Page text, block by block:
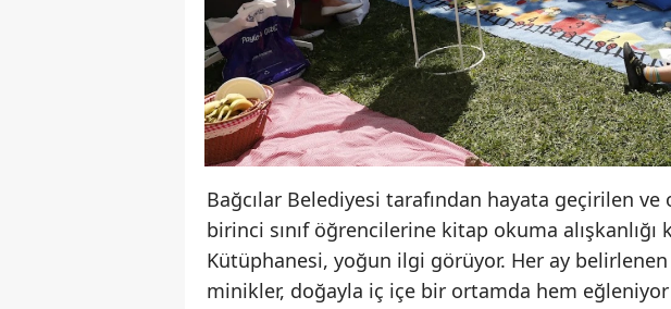
Bağcılar Belediyesi tarafından hayata geçirilen
birinci sınıf öğrencilerine kitap okuma alışkanlığı
Kütüphanesi, yoğun ilgi görüyor. Her ay
minikler, doğayla iç içe bir ortamda hem